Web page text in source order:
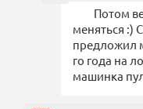
Потом
меняться :)
предложил
го года на
машинка